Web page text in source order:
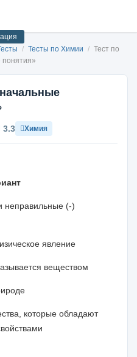
/ Тесты по Химии / Тест по
понятия»
3.3 Химия
неправильные (-)
явление
веществом
которые обладают